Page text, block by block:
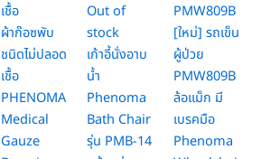
ผ้าก๊อซพับ
ชนิดไม่ปลอด
เชื้อ
PHENOMA
Medical
Gauze
Out of
stock
เก้าอี้นั่งอาบ
น้ำ
Phenoma
Bath Chair
รุ่น PMB-14
[ใหม่] รถเข็น
ผู้ป่วย
PMW809B
ล้อแม็ก มี
เบรคมือ
Phenoma